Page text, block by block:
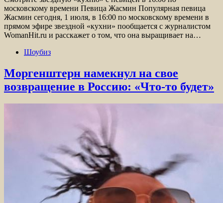
московскому времени Певица Жасмин Популярная певица
Жасмин сегодня, 1 июля, в 16:00 по московскому времени в
прямом эфире звездной «кухни» пообщается с журналистом
WomanHit.ru и расскажет о том, что она выращивает на…
Шоубиз
Моргенштерн намекнул на свое
возвращение в Россию: «Что-то будет»